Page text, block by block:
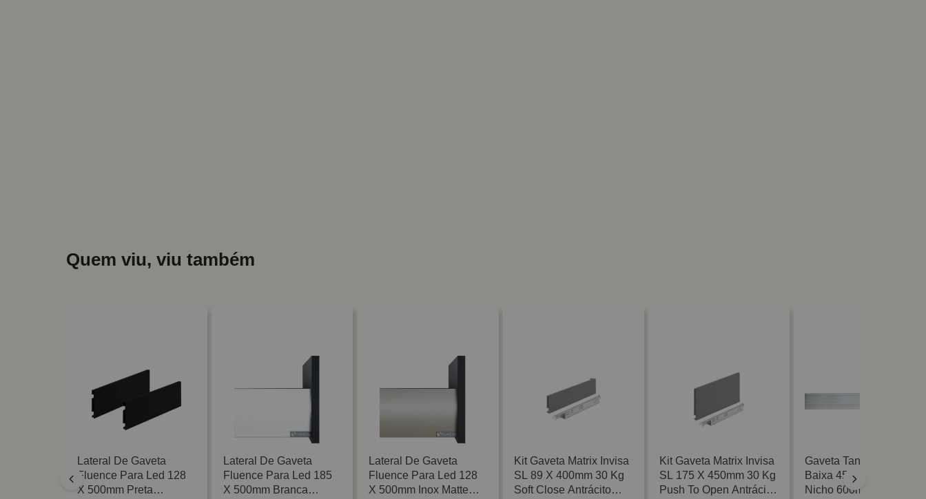
Quem viu, viu também
Lateral De Gaveta
Fluence Para Led 128
X 500mm Preta
Lateral De Gaveta
Fluence Para Led 185
X 500mm Branca
Lateral De Gaveta
Fluence Para Led 128
X 500mm Inox Matte
Kit Gaveta Matrix Invisa
SL 89 X 400mm 30 Kg
Soft Close Antrácito
Kit Gaveta Matrix Invisa
SL 175 X 450mm 30 Kg
Push To Open Antrácito
Gaveta Tandembox
Baixa 450mm Para
Nicho 600mm Cinza